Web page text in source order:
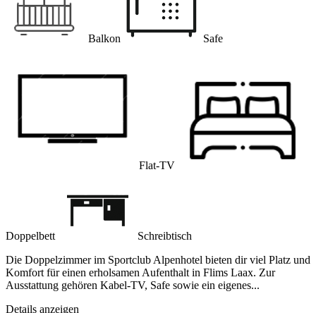
Balkon Safe
Flat-TV
Doppelbett
Schreibtisch
Die Doppelzimmer im Sportclub Alpenhotel bieten dir viel Platz und
Komfort für einen erholsamen Aufenthalt in Flims Laax. Zur
Ausstattung gehören Kabel-TV, Safe sowie ein eigenes...
Details anzeigen